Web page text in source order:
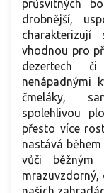
průsvitných
drobnější,
charakterizují
vhodnou pro
dezertech
nenápadnými
čmeláky,
spolehlivou
přesto více
nastává
vůči